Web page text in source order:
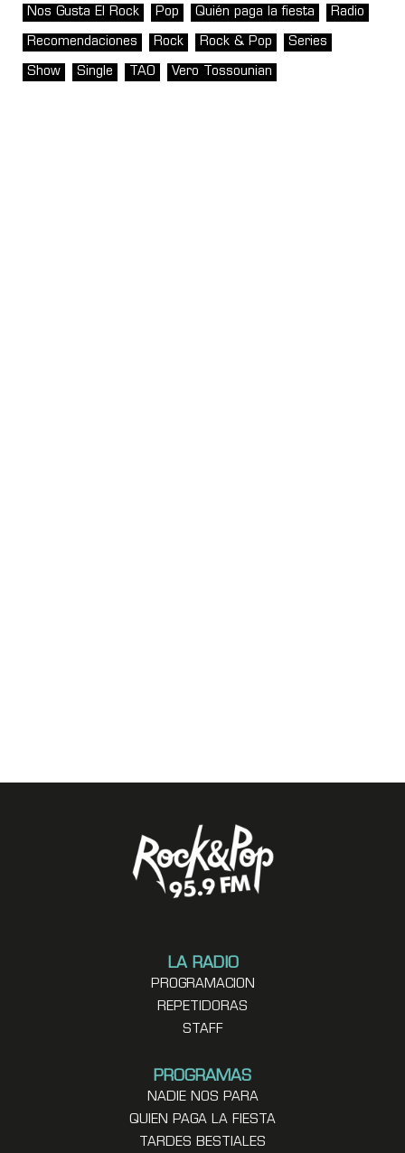
Nos Gusta El Rock Pop Quién paga la fiesta Radio
Recomendaciones Rock Rock & Pop Series
Show Single TAO Vero Tossounian
LA RADIO
PROGRAMACION
REPETIDORAS
STAFF
PROGRAMAS
NADIE NOS PARA
QUIEN PAGA LA FIESTA
TARDES BESTIALES